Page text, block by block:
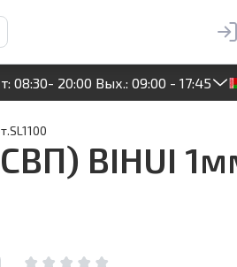
08:30- 20:00 Вых.: 09:00 - 17:45
В
BIHUI